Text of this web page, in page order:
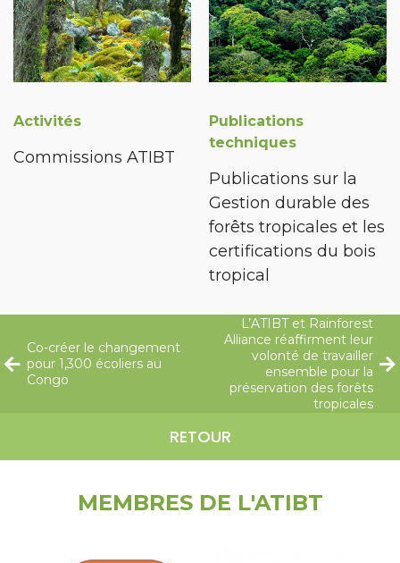
Activités
Commissions ATIBT
Publications
techniques
Publications sur la
Gestion durable des
forêts tropicales et les
certifications du bois
tropical
Co-créer le changement
pour 1,300 écoliers au
Congo
RETOUR
L’ATIBT et Rainforest
Alliance réaffirment leur
volonté de travailler
ensemble pour la
préservation des forêts
tropicales
MEMBRES DE L'ATIBT